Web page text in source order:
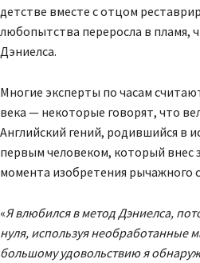
детстве вместе с отцом
любопытства переросла в
Дэниелса.
Многие эксперты по часам
века — некоторые говорят, что
Английский гений, родившийся в
первым человеком, который внес
момента изобретения рычажного
«Я влюбился в метод Дэниелса,
нуля, используя необработанные
большому удовольствию я